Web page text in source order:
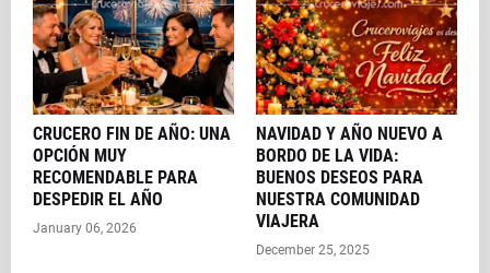
CRUCERO FIN DE AÑO: UNA
OPCIÓN MUY
RECOMENDABLE PARA
DESPEDIR EL AÑO
January 06, 2026
NAVIDAD Y AÑO NUEVO A
BORDO DE LA VIDA:
BUENOS DESEOS PARA
NUESTRA COMUNIDAD
VIAJERA
December 25, 2025